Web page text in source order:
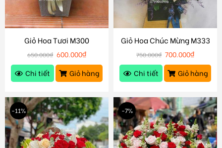
Giỏ Hoa Tươi M300
650.000₫ 600.000₫
Chi tiết
Giỏ hàng
Giỏ Hoa Chúc Mừng M333
750.000₫ 700.000₫
Chi tiết
Giỏ hàng
-11% -7%